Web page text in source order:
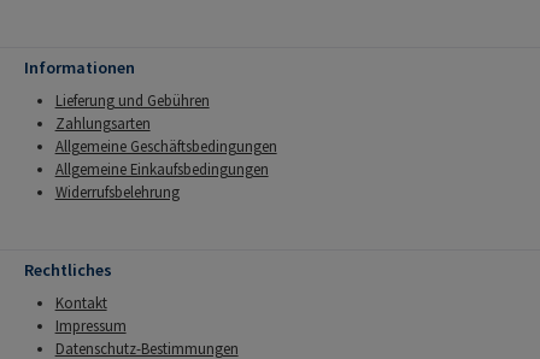
Informationen
Lieferung und Gebühren
Zahlungsarten
Allgemeine Geschäftsbedingungen
Allgemeine Einkaufsbedingungen
Widerrufsbelehrung
Rechtliches
Kontakt
Impressum
Datenschutz-Bestimmungen